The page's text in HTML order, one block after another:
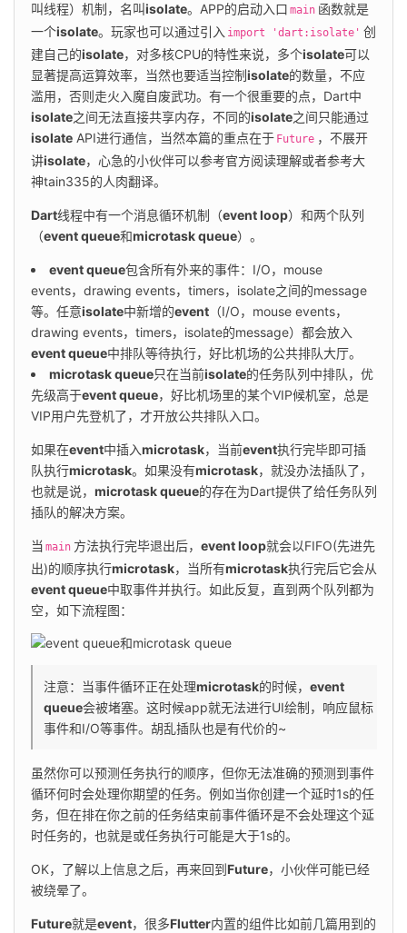
叫线程）机制，名叫isolate。APP的启动入口 main 函数就是
一个isolate。玩家也可以通过引入 import 'dart:isolate' 创
建自己的isolate，对多核CPU的特性来说，多个isolate可以
显著提高运算效率，当然也要适当控制isolate的数量，不应
滥用，否则走火入魔自废武功。有一个很重要的点，Dart中
isolate之间无法直接共享内存，不同的isolate之间只能通过
isolate API进行通信，当然本篇的重点在于 Future ，不展开
讲isolate，心急的小伙伴可以参考官方阅读理解或者参考大
神tain335的人肉翻译。
Dart线程中有一个消息循环机制（event loop）和两个队列
（event queue和microtask queue）。
event queue包含所有外来的事件：I/O，mouse
events，drawing events，timers，isolate之间的message
等。任意isolate中新增的event（I/O，mouse events，
drawing events，timers，isolate的message）都会放入
event queue中排队等待执行，好比机场的公共排队大厅。
microtask queue只在当前isolate的任务队列中排队，优
先级高于event queue，好比机场里的某个VIP候机室，总是
VIP用户先登机了，才开放公共排队入口。
如果在event中插入microtask，当前event执行完毕即可插
队执行microtask。如果没有microtask，就没办法插队了，
也就是说， microtask queue的存在为Dart提供了给任务队列
插队的解决方案。
当 main 方法执行完毕退出后，event loop就会以FIFO(先进先
出)的顺序执行microtask，当所有microtask执行完后它会从
event queue中取事件并执行。如此反复，直到两个队列都为
空，如下流程图：
注意：当事件循环正在处理microtask的时候， event
queue会被堵塞。这时候app就无法进行UI绘制，响应鼠标
事件和I/O等事件。胡乱插队也是有代价的~
虽然你可以预测任务执行的顺序，但你无法准确的预测到事件
循环何时会处理你期望的任务。例如当你创建一个延时1s的任
务，但在排在你之前的任务结束前事件循环是不会处理这个延
时任务的，也就是或任务执行可能是大于1s的。
OK，了解以上信息之后，再来回到Future，小伙伴可能已经
被绕晕了。
Future就是event，很多Flutter内置的组件比如前几篇用到的